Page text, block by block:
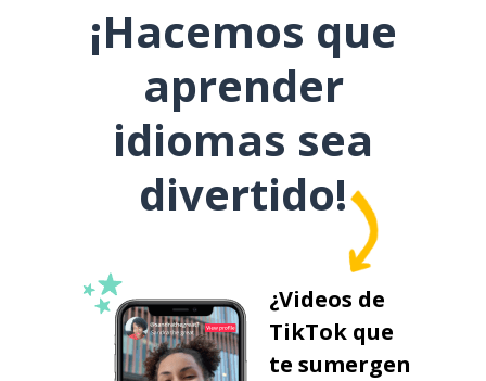
¡Hacemos que
aprender
idiomas sea
divertido!
¿Videos de
TikTok que
te sumergen